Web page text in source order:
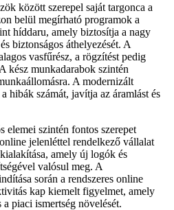
között szerepel saját targonca a
belül megírható programok a
híddaru, amely biztosítja a nagy
biztonságos áthelyezését. A
vasfűrész, a rögzítést pedig
kész munkadarabok szintén
A modernizált
hibák számát, javítja az áramlást és
szintén fontos szerepet
jelenléttel rendelkező vállalat
amely új logók és
valósul meg. A
során a rendszeres online
kap kiemelt figyelmet, amely
piaci ismertség növelését.